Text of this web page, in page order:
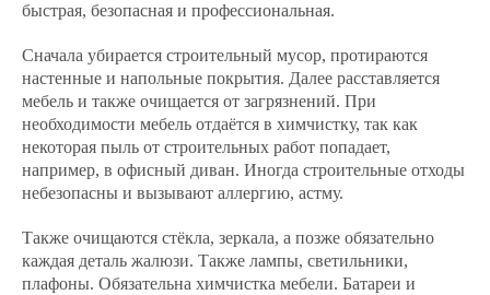
быстрая, безопасная и профессиональная.
Сначала убирается строительный мусор, протираются
настенные и напольные покрытия. Далее расставляется
мебель и также очищается от загрязнений. При
необходимости мебель отдаётся в химчистку, так как
некоторая пыль от строительных работ попадает,
например, в офисный диван. Иногда строительные отходы
небезопасны и вызывают аллергию, астму.
Также очищаются стёкла, зеркала, а позже обязательно
каждая деталь жалюзи. Также лампы, светильники,
плафоны. Обязательна химчистка мебели. Батареи и